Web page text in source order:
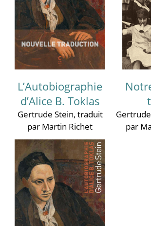
L’Autobiographie
d’Alice B. Toklas
Gertrude Stein, traduit
par Martin Richet
par